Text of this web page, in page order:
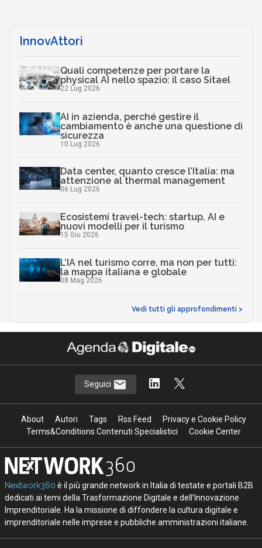
InnovAttori
Quali competenze per portare la
physical AI nello spazio: il caso Sitael
22 Lug 2026
AI in azienda, perché gestire il
cambiamento è anche una questione di
sicurezza
10 Lug 2026
Data center, quanto cresce l’Italia: ma
attenzione al thermal management
06 Lug 2026
Ecosistemi travel-tech: startup, AI e
nuovi modelli per il turismo
15 Giu 2026
L’IA nel turismo corre, ma non per tutti:
la mappa italiana e globale
08 Mag 2026
Vedi tutti gli approfondimenti >
Seguici
About Autori Tags Rss Feed
Privacy e Cookie Policy
Terms&Conditions Contenuti Specialistici
Cookie Center
Nextwork360 è il più grande network in Italia di testate e portali B2B
dedicati ai temi della Trasformazione Digitale e dell’Innovazione
Imprenditoriale. Ha la missione di diffondere la cultura digitale e
imprenditoriale nelle imprese e pubbliche amministrazioni italiane.